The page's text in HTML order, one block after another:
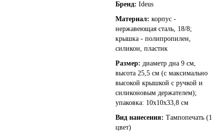
Бренд: Ideus
Материал: корпус -
нержавеющая сталь, 18/8;
крышка - полипропилен,
силикон, пластик
Размер: диаметр дна 9 см,
высота 25,5 см (с максимально
высокой крышкой с ручкой и
силиконовым держателем);
упаковка: 10х10х33,8 см
Вид нанесения: Тампопечать (1
цвет)